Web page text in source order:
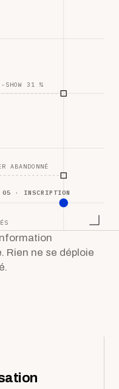
05 · INSCRIPTION
SHOW 31 %
ABANDONNÉ
Rien ne se déploie